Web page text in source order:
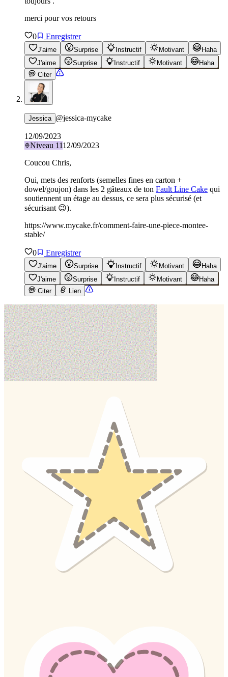
merci pour vos retours
0 Enregistrer
J'aime Surprise Instructif Motivant
Haha
J'aime
Surprise Instructif Motivant
Haha
Citer
Jessica @jessica-mycake
12/09/2023
Niveau 1112/09/2023
Coucou Chris,
Oui, mets des renforts (semelles fines en carton +
dowel/goujon) dans les 2 gâteaux de ton Fault Line Cake qui
soutiennent un étage au dessus, ce sera plus sécurisé (et
sécurisant 😉).
https://www.mycake.fr/comment-faire-une-piece-montee-
stable/
0 Enregistrer
J'aime Surprise Instructif Motivant
Haha
J'aime
Surprise Instructif Motivant
Haha
Citer
Lien